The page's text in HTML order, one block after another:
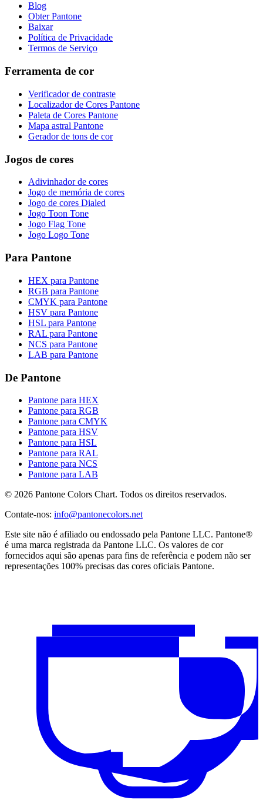
Blog
Obter Pantone
Baixar
Política de Privacidade
Termos de Serviço
Ferramenta de cor
Verificador de contraste
Localizador de Cores Pantone
Paleta de Cores Pantone
Mapa astral Pantone
Gerador de tons de cor
Jogos de cores
Adivinhador de cores
Jogo de memória de cores
Jogo de cores Dialed
Jogo Toon Tone
Jogo Flag Tone
Jogo Logo Tone
Para Pantone
HEX para Pantone
RGB para Pantone
CMYK para Pantone
HSV para Pantone
HSL para Pantone
RAL para Pantone
NCS para Pantone
LAB para Pantone
De Pantone
Pantone para HEX
Pantone para RGB
Pantone para CMYK
Pantone para HSV
Pantone para HSL
Pantone para RAL
Pantone para NCS
Pantone para LAB
© 2026 Pantone Colors Chart. Todos os direitos reservados.
Contate-nos: info@pantonecolors.net
Este site não é afiliado ou endossado pela Pantone LLC. Pantone®
é uma marca registrada da Pantone LLC. Os valores de cor
fornecidos aqui são apenas para fins de referência e podem não ser
representações 100% precisas das cores oficiais Pantone.